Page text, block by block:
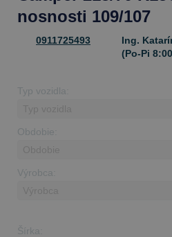
nosnosti 109/107
0911725493
Ing.
(Po-Pi
Typ vozidla:
Obdobie:
Výrobca:
Šírka: